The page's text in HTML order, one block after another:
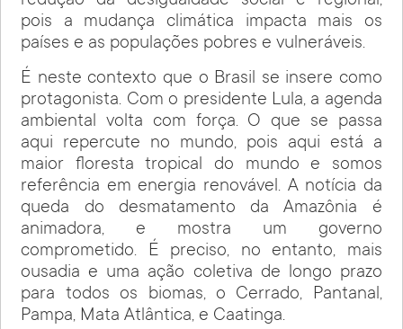
pois a mudança climática impacta mais os
países e as populações pobres e vulneráveis.
É neste contexto que o Brasil se insere como
protagonista. Com o presidente Lula, a agenda
ambiental volta com força. O que se passa
aqui repercute no mundo, pois aqui está a
maior floresta tropical do mundo e somos
referência em energia renovável. A notícia da
queda do desmatamento da Amazônia é
animadora, e mostra um governo
comprometido. É preciso, no entanto, mais
ousadia e uma ação coletiva de longo prazo
para todos os biomas, o Cerrado, Pantanal,
Pampa, Mata Atlântica, e Caatinga.